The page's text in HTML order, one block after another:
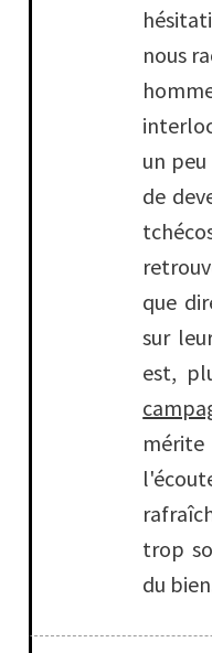
nous
un
de
que
sur
est,
trop
du